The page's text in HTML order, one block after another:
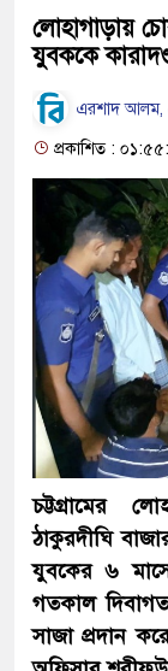
লোহাগাড়ায়
যুবককে
এরশাদ আলম,
প্রকাশিত :
চট্টগ্রামের
ঠাকুরদীঘি
যুবকের ৬
গতকাল
সাজা প্রদান